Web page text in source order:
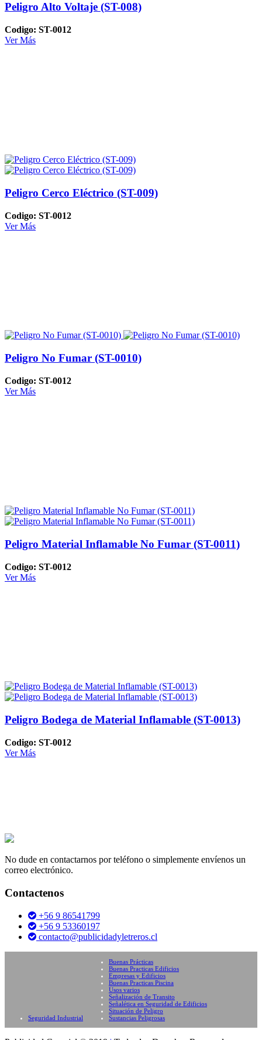
Peligro Alto Voltaje (ST-008)
Codigo: ST-0012
Ver Más
Peligro Cerco Eléctrico (ST-009)
Codigo: ST-0012
Ver Más
Peligro No Fumar (ST-0010)
Codigo: ST-0012
Ver Más
Peligro Material Inflamable No Fumar (ST-0011)
Codigo: ST-0012
Ver Más
Peligro Bodega de Material Inflamable (ST-0013)
Codigo: ST-0012
Ver Más
No dude en contactarnos por teléfono o simplemente envíenos un
correo electrónico.
Contactenos
+56 9 86541799
+56 9 53360197
contacto@publicidadyletreros.cl
Seguridad Industrial
Buenas Prácticas
Buenas Practicas Edificios
Empresas y Edificios
Buenas Practicas Piscina
Usos varios
Señalización de Transito
Señalética en Seguridad de Edificios
Situación de Peligro
Sustancias Peligrosas